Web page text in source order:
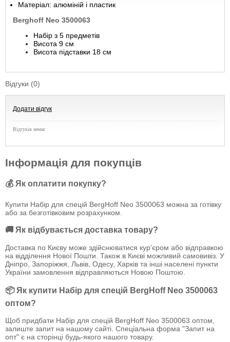
Матеріал: алюміній і пластик
Berghoff Neo 3500063
Набір з 5 предметів
Висота 9 см
Висота підставки 18 см
Відгуки (0)
Додати відгук
Відгуків немає
Інформація для покупців
💰 Як оплатити покупку?
Купити Набір для спецій BergHoff Neo 3500063 можна за готівку
або за безготівковим розрахунком.
🚚 Як відбувається доставка товару?
Доставка по Києву може здійснюватися кур'єром або відправкою
на відділення Нової Пошти. Також в Києві можливий самовивіз. У
Дніпро, Запоріжжя, Львів, Одесу, Харків та інші населені пункти
України замовлення відправляються Новою Поштою.
📦 Як купити Набір для спецій BergHoff Neo 3500063
оптом?
Щоб придбати Набір для спецій BergHoff Neo 3500063 оптом,
залиште запит на нашому сайті. Спеціальна форма "Запит на
опт" є на сторінці будь-якого нашого товару.